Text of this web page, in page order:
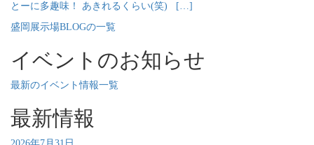
とーに多趣味！ あきれるくらい(笑) […]
盛岡展示場BLOGの一覧
イベントのお知らせ
最新のイベント情報一覧
最新情報